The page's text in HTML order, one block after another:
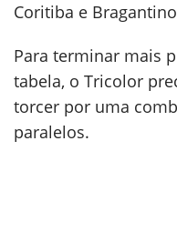
Coritiba e
Para terminar mais
tabela, o Tricolor
torcer por uma
paralelos.